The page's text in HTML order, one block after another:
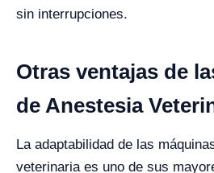
sin interrupciones.
Otras ventajas de
de Anestesia
La adaptabilidad de las
veterinaria es uno de sus